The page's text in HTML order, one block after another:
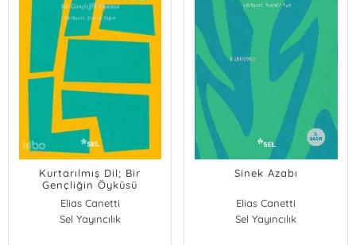
Kurtarılmış Dil; Bir
Gençliğin Öyküsü
Elias Canetti
Sel Yayıncılık
Sinek Azabı
Elias Canetti
Sel Yayıncılık